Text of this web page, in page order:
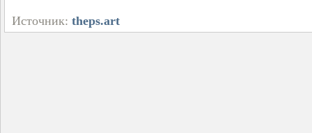
Источник: theps.art